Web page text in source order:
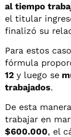
al tiempo
el titular
finalizó su
Para estos
fórmula
12 y luego se
trabajados.
De esta
trabajar en
$600.000, el